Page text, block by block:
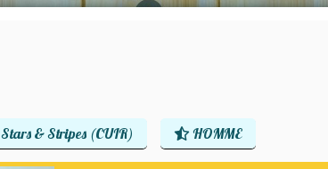
Stars & Stripes (CUIR) HOMME